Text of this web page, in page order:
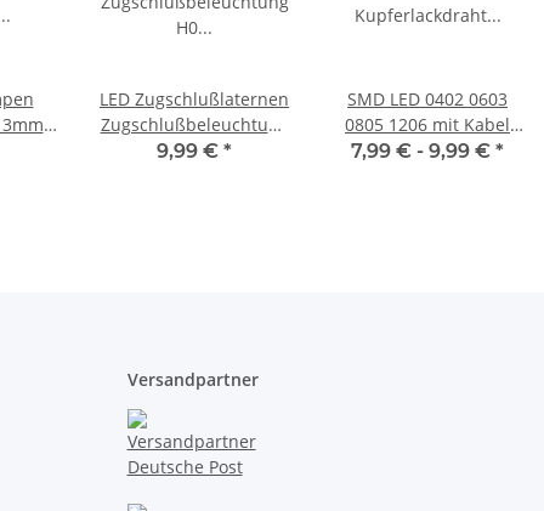
LED Zugschlußlaternen
Zugschlußbeleuchtung
H0 Waggons AC DC DCC
9,99 € *
SMD LED 0402 0603
0805 1206 mit Kabel
Kupferlackdraht Draht
7,99 € - 9,99 € *
Versandpartner